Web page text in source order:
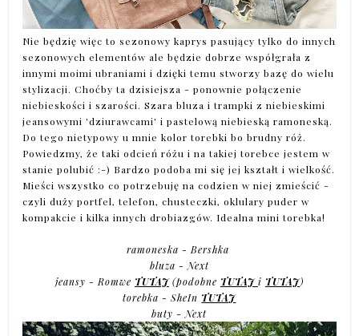
Nie będzię więc to sezonowy kaprys pasujący tylko do innych
sezonowych elementów ale będzie dobrze współgrała z
innymi moimi ubraniami i dzięki temu stworzy bazę do wielu
stylizacji. Choćby ta dzisiejsza - ponownie połączenie
niebieskości i szarości. Szara bluza i trampki z niebieskimi
jeansowymi 'dziurawcami' i pastelową niebieską ramoneską.
Do tego nietypowy u mnie kolor torebki bo brudny róż.
Powiedzmy, że taki odcień różu i na takiej torebce jestem w
stanie polubić :-) Bardzo podoba mi się jej kształt i wielkość.
Mieści wszystko co potrzebuję na codzien w niej zmieścić -
czyli duży portfel, telefon, chusteczki, oklulary puder w
kompakcie i kilka innych drobiazgów. Idealna mini torebka!
ramoneska - Bershka
bluza - Next
jeansy - Romwe TUTAJ(podobne TUTAJi TUTAJ)
torebka - SheIn TUTAJ
buty - Next